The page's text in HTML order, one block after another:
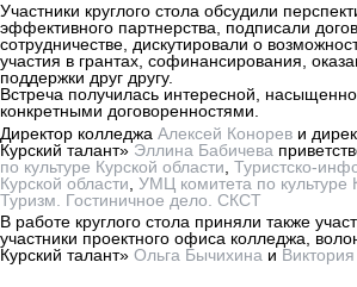
Участники круглого стола обсудили
эффективного партнерства, подписали
сотрудничестве, дискутировали о
участия в грантах, софинансирования,
поддержки друг другу.
Встреча получилась интересной,
конкретными договоренностями.
Директор колледжа Алексей Конорев и
Курский талант» Эллина Бабичева
по культуре Курской области Туристско-
Курской области УМЦ комитета по культуре
Туризм. Гостиничное дело. СКСТ
В работе круглого стола приняли также
участники проектного офиса колледжа,
Курский талант» Ольга Бычихина и